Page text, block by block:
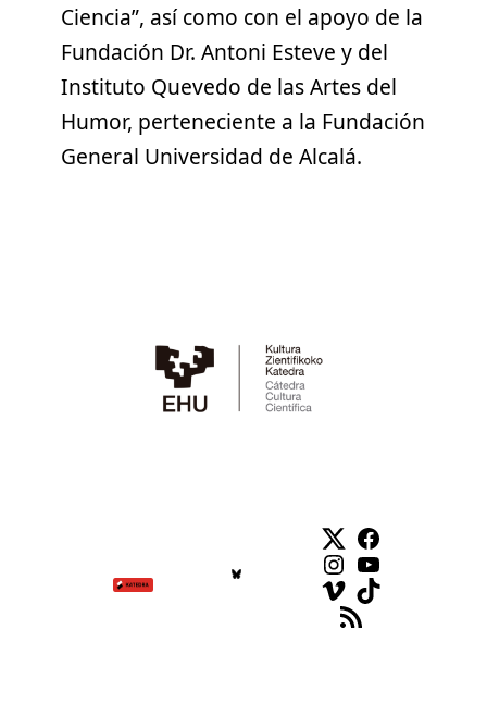
Ciencia”, así como con el apoyo de la
Fundación Dr. Antoni Esteve y del
Instituto Quevedo de las Artes del
Humor, perteneciente a la Fundación
General Universidad de Alcalá.
TwitterFacebook
Instagram
YouTube
VimeoTikTok
Feed RSS